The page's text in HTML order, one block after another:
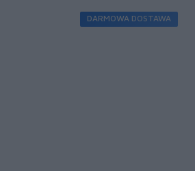
DARMOWA DOSTAWA